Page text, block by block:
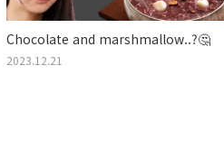
Chocolate and marshmallow..?🤔
2023.12.21